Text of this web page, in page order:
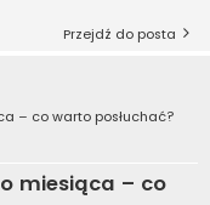
Przejdź do posta
– co warto posłuchać?
miesiąca – co